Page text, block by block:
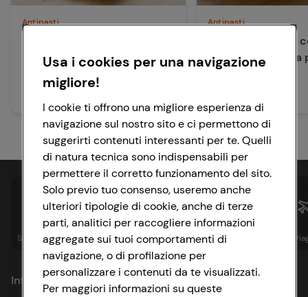
Antipasti
senza lattosio alla polvere di
Antipasti
Gamberi scottati
senza lattosio alla
pomodoro
Spesa online Assicurazioni Sapori& Istituzionale
Informazioni
Usa i cookies per una navigazione
migliore!
I cookie ti offrono una migliore esperienza di
navigazione sul nostro sito e ci permettono di
suggerirti contenuti interessanti per te. Quelli
di natura tecnica sono indispensabili per
permettere il corretto funzionamento del sito.
Solo previo tuo consenso, useremo anche
ulteriori tipologie di cookie, anche di terze
parti, analitici per raccogliere informazioni
aggregate sui tuoi comportamenti di
navigazione, o di profilazione per
personalizzare i contenuti da te visualizzati.
Per maggiori informazioni su queste